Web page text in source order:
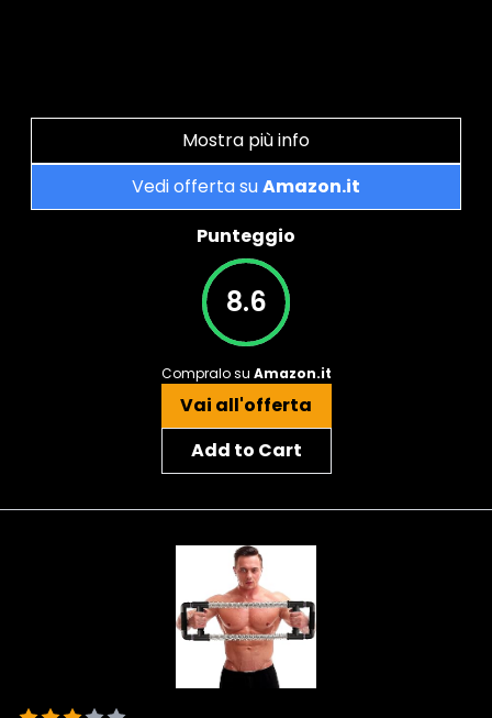
Mostra più info
Vedi offerta suAmazon.it
Punteggio
8.6
Compralo su Amazon.it
Vai all'offerta
Add to Cart